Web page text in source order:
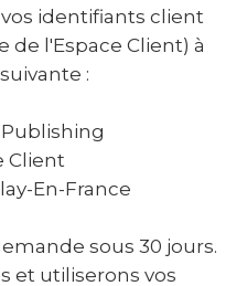
identifiants client
de l'Espace Client) à
:
Client
En-France
sous 30 jours.
et utiliserons vos